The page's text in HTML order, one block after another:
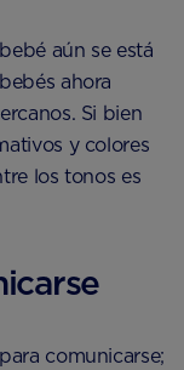
aún se está
ahora
Si bien
y colores
los tonos es
comunicarse;